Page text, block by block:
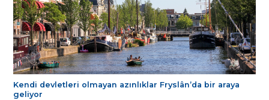
Kendi devletleri olmayan azınlıklar Fryslân’da bir araya
geliyor